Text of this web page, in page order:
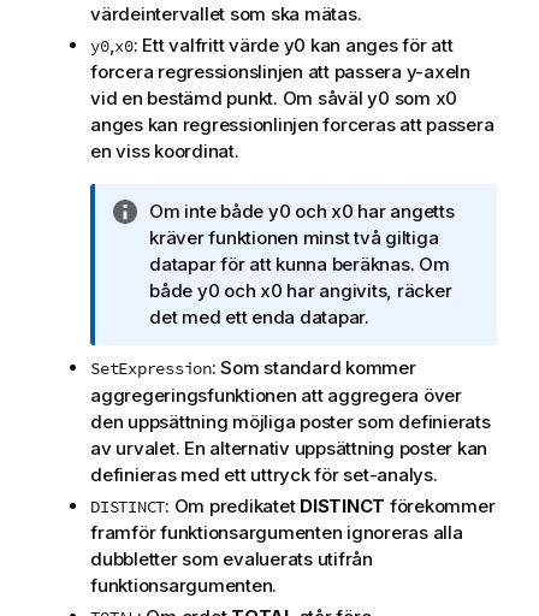
värdeintervallet som ska mätas.
y0,x0: Ett valfritt värde y0 kan anges för att
forcera regressionslinjen att passera y-axeln
vid en bestämd punkt. Om såväly0 som x0
anges kan regressionlinjen forceras att passera
en viss koordinat.
A
n
t
e
c
n
i
n
g
o
m
i
n
f
o
Om inte både y0 och x0 har angetts
kräver funktionen minst två giltiga
datapar för att kunna beräknas. Om
både y0 och x0 har angivits, räcker
det med ett enda datapar.
SetExpression: Som standard kommer
aggregeringsfunktionen att aggregera över
den uppsättning möjliga poster som definierats
av urvalet. En alternativ uppsättning poster kan
definieras med ett uttryck för set-analys.
DISTINCT: Om predikatet DISTINCT förekommer
framför funktionsargumenten ignoreras alla
dubbletter som evaluerats utifrån
funktionsargumenten.